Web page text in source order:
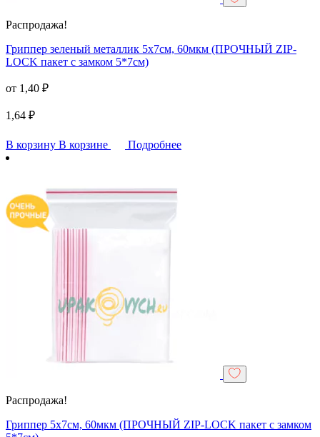
Распродажа!
Гриппер зеленый металлик 5х7см, 60мкм (ПРОЧНЫЙ ZIP-
LOCK пакет с замком 5*7см)
от 1,40 ₽
1,64 ₽
В корзину В корзине Подробнее
Распродажа!
Гриппер 5х7см, 60мкм (ПРОЧНЫЙ ZIP-LOCK пакет с замком